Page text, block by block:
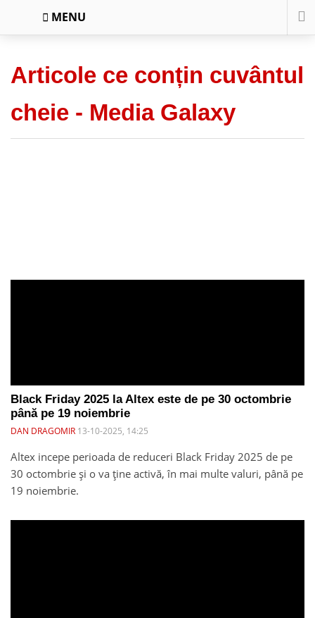
MENU
Articole ce conțin cuvântul
cheie - Media Galaxy
Black Friday 2025 la Altex este de pe 30 octombrie
până pe 19 noiembrie
DAN DRAGOMIR 13-10-2025, 14:25
Altex incepe perioada de reduceri Black Friday 2025 de pe
30 octombrie și o va ține activă, în mai multe valuri, până pe
19 noiembrie.